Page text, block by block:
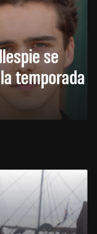
se
temporada